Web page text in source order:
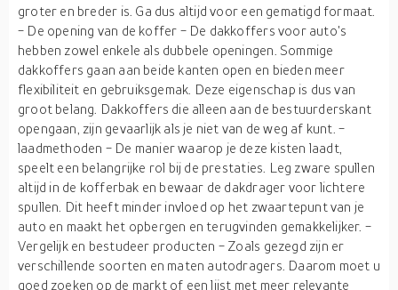
groter en breder is. Ga dus altijd voor een gematigd formaat.
- De opening van de koffer - De dakkoffers voor auto's
hebben zowel enkele als dubbele openingen. Sommige
dakkoffers gaan aan beide kanten open en bieden meer
flexibiliteit en gebruiksgemak. Deze eigenschap is dus van
groot belang. Dakkoffers die alleen aan de bestuurderskant
opengaan, zijn gevaarlijk als je niet van de weg af kunt. -
laadmethoden - De manier waarop je deze kisten laadt,
speelt een belangrijke rol bij de prestaties. Leg zware spullen
altijd in de kofferbak en bewaar de dakdrager voor lichtere
spullen. Dit heeft minder invloed op het zwaartepunt van je
auto en maakt het opbergen en terugvinden gemakkelijker. -
Vergelijk en bestudeer producten - Zoals gezegd zijn er
verschillende soorten en maten autodragers. Daarom moet u
goed zoeken op de markt of een lijst met meer relevante